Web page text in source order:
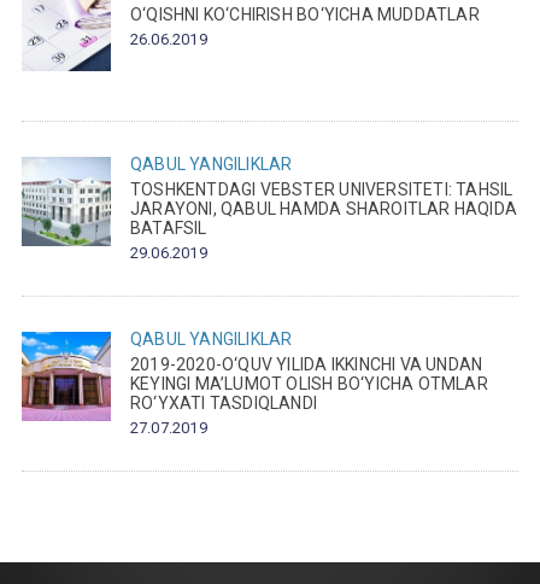
O‘QISHNI KO‘CHIRISH BO‘YICHA MUDDATLAR
26.06.2019
QABUL YANGILIKLAR
TOSHKENTDAGI VEBSTER UNIVERSITETI: TAHSIL
JARAYONI, QABUL HAMDA SHAROITLAR HAQIDA
BATAFSIL
29.06.2019
QABUL YANGILIKLAR
2019-2020-O‘QUV YILIDA IKKINCHI VA UNDAN
KEYINGI MA’LUMOT OLISH BO‘YICHA OTMLAR
RO‘YXATI TASDIQLANDI
27.07.2019